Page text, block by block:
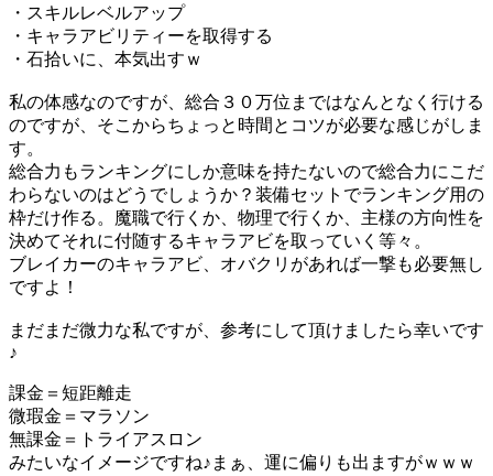
・スキルレベルアップ
・キャラアビリティーを取得する
・石拾いに、本気出すｗ
私の体感なのですが、総合３０万位まではなんとなく行ける
のですが、そこからちょっと時間とコツが必要な感じがしま
す。
総合力もランキングにしか意味を持たないので総合力にこだ
わらないのはどうでしょうか？装備セットでランキング用の
枠だけ作る。魔職で行くか、物理で行くか、主様の方向性を
決めてそれに付随するキャラアビを取っていく等々。
ブレイカーのキャラアビ、オバクリがあれば一撃も必要無し
ですよ！
まだまだ微力な私ですが、参考にして頂けましたら幸いです
♪
課金＝短距離走
微瑕金＝マラソン
無課金＝トライアスロン
みたいなイメージですね♪まぁ、運に偏りも出ますがｗｗｗ